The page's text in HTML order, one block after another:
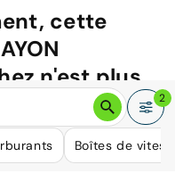
cette
n'est plus
qui pourraient répondre
2
Boîtes de